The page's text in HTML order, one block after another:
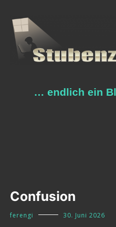
Inhalt
springen
… endlich ein
Confusion
ferengi 30. Juni 2026